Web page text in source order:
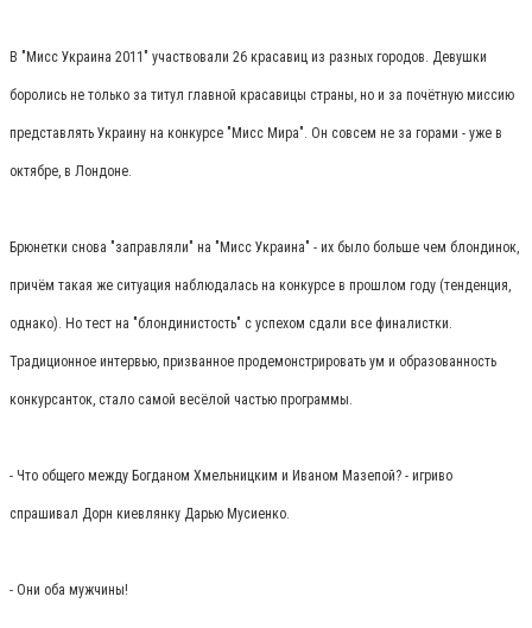
В "Мисс Украина 2011" участвовали 26 красавиц из разных городов. Девушки
боролись не только за титул главной красавицы страны, но и за почётную миссию
представлять Украину на конкурсе "Мисс Мира". Он совсем не за горами - уже в
октябре, в Лондоне.
Брюнетки снова "заправляли" на "Мисс Украина" - их было больше чем блондинок,
причём такая же ситуация наблюдалась на конкурсе в прошлом году (тенденция,
однако). Но тест на "блондинистость" с успехом сдали все финалистки.
Традиционное интервью, призванное продемонстрировать ум и образованность
конкурсанток, стало самой весёлой частью программы.
- Что общего между Богданом Хмельницким и Иваном Мазепой? - игриво
спрашивал Дорн киевлянку Дарью Мусиенко.
- Они оба мужчины!